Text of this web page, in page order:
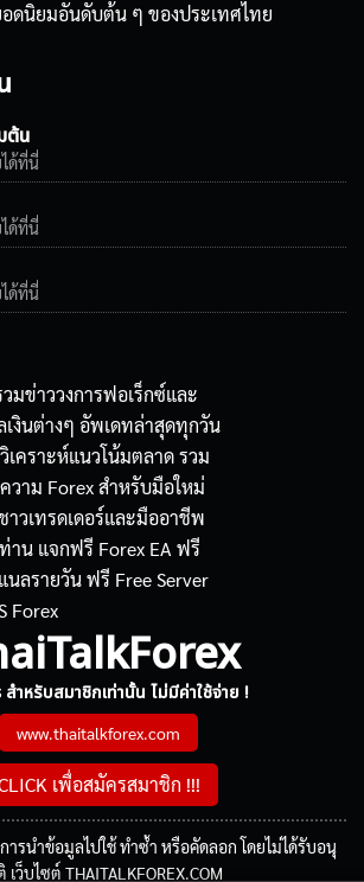
อดนิยมอันดับต้น ๆ ของประเทศไทย
ต้น
ด้ที่นี่
ด้ที่นี่
ด้ที่นี่
ำหรับสมาชิกเท่านั้น ไม่มีค่าใช้จ่าย !
www.thaitalkforex.com
เพื่อสมัครสมาชิก !!!
รนำข้อมูลไปใช้ ทำซ้ำ หรือคัดลอก โดยไม่ได้รับอนุ
ว็บไซต์ THAITALKFOREX.COM